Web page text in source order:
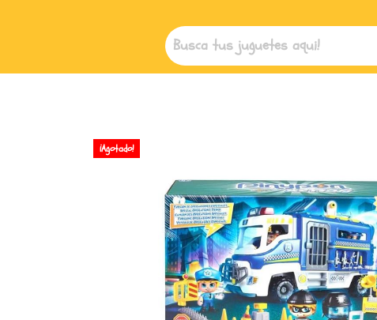
¡Agotado!